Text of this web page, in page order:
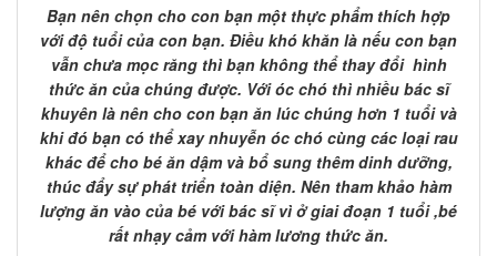
Bạn nên chọn cho con bạn một thực phẩm thích hợp
với độ tuổi của con bạn. Điều khó khăn là nếu con bạn
vẫn chưa mọc răng thì bạn không thể thay đổi hình
thức ăn của chúng được. Với óc chó thì nhiều bác sĩ
khuyên là nên cho con bạn ăn lúc chúng hơn 1 tuổi và
khi đó bạn có thể xay nhuyễn óc chó cùng các loại rau
khác để cho bé ăn dậm và bổ sung thêm dinh dưỡng,
thúc đẩy sự phát triển toàn diện. Nên tham khảo hàm
lượng ăn vào của bé với bác sĩ vì ở giai đoạn 1 tuổi ,bé
rất nhạy cảm với hàm lương thức ăn.